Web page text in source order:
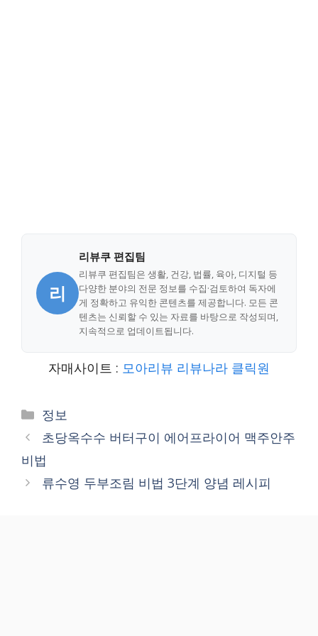
리
리뷰쿠 편집팀
리뷰쿠 편집팀은 생활, 건강, 법률, 육아, 디지털 등
다양한 분야의 전문 정보를 수집·검토하여 독자에
게 정확하고 유익한 콘텐츠를 제공합니다. 모든 콘
텐츠는 신뢰할 수 있는 자료를 바탕으로 작성되며,
지속적으로 업데이트됩니다.
자매사이트 : 모아리뷰 리뷰나라 클릭원
Categories
정보
초당옥수수 버터구이 에어프라이어 맥주안주
비법
류수영 두부조림 비법 3단계 양념 레시피